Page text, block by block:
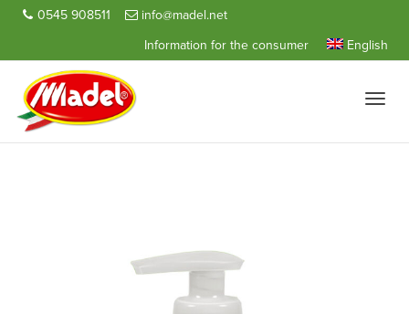
0545 908511
info@madel.net
Information for the consumer
English